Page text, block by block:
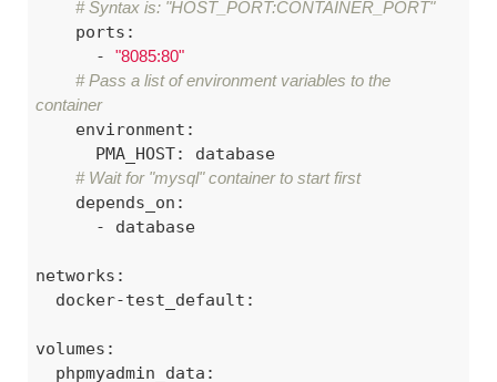
# Syntax is: "HOST_PORT:CONTAINER_PORT"
      -
"8085:80"
# Pass a list of environment variables to the
container
# Wait for "mysql" container to start first
networks:
volumes:
  phpmyadmin_data: